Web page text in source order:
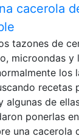
cacerola
tazones de
microondas y
los
recetas
algunas de
ponerlas
una cacerola